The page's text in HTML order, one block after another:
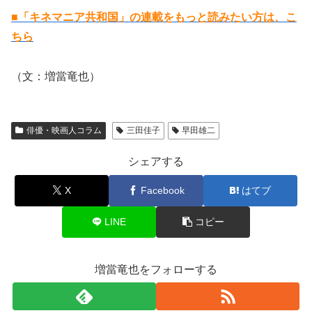
■「キネマニア共和国」の連載をもっと読みたい方は、こ
ちら
（文：増當竜也）
俳優・映画人コラム 三田佳子 早田雄二
シェアする
X Facebook はてブ
LINE コピー
増當竜也をフォローする